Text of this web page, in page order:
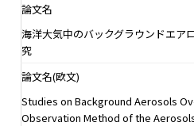
論文名
海洋大気中のバックグラウンドエア
究
論文名(欧文)
Studies on Background Aerosols
Observation Method of the